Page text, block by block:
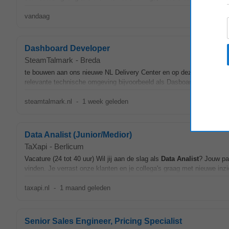
vandaag
Dashboard Developer
SteamTalmark - Breda
te bouwen aan ons nieuwe NL Delivery Center en op deze manier
relevante technische omgeving bijvoorbeeld als Dasboard
steamtalmark.nl - 1 week geleden
Data Analist (Junior/Medior)
TaXapi - Berlicum
Vacature (24 tot 40 uur) Wil jij aan de slag als Data Analist? Jouw
vinden. Je verrast onze klanten en je collega's graag met nieuwe
taxapi.nl - 1 maand geleden
Senior Sales Engineer, Pricing Specialist